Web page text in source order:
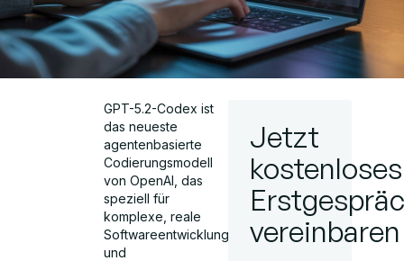
GPT-5.2-Codex ist
das neueste
agentenbasierte
Codierungsmodell
von OpenAI, das
speziell für
komplexe, reale
Softwareentwicklungs-
und
Jetzt
kostenloses
vereinbaren